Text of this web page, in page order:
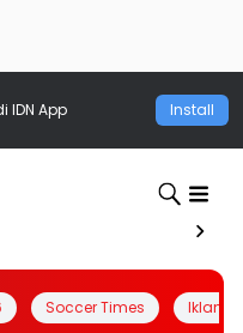
IDN App Install
Soccer Times Iklanin